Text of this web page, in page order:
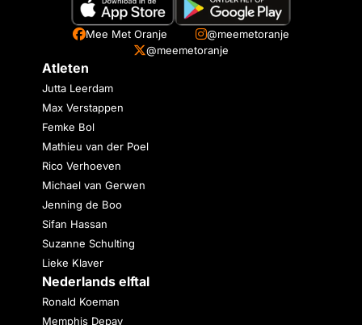
Mee Met Oranje
@meemetoranje
@meemetoranje
Atleten
Jutta Leerdam
Max Verstappen
Femke Bol
Mathieu van der Poel
Rico Verhoeven
Michael van Gerwen
Jenning de Boo
Sifan Hassan
Suzanne Schulting
Lieke Klaver
Nederlands elftal
Ronald Koeman
Memphis Depay